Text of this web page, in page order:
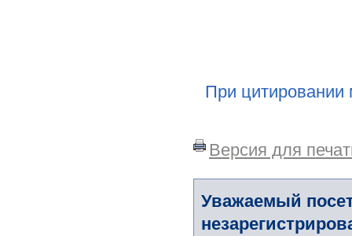
При цитировании
Версия для
Уважаемый